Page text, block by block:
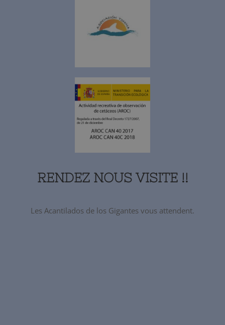
RENDEZ NOUS VISITE !!
Les Acantilados de los Gigantes vous attendent.